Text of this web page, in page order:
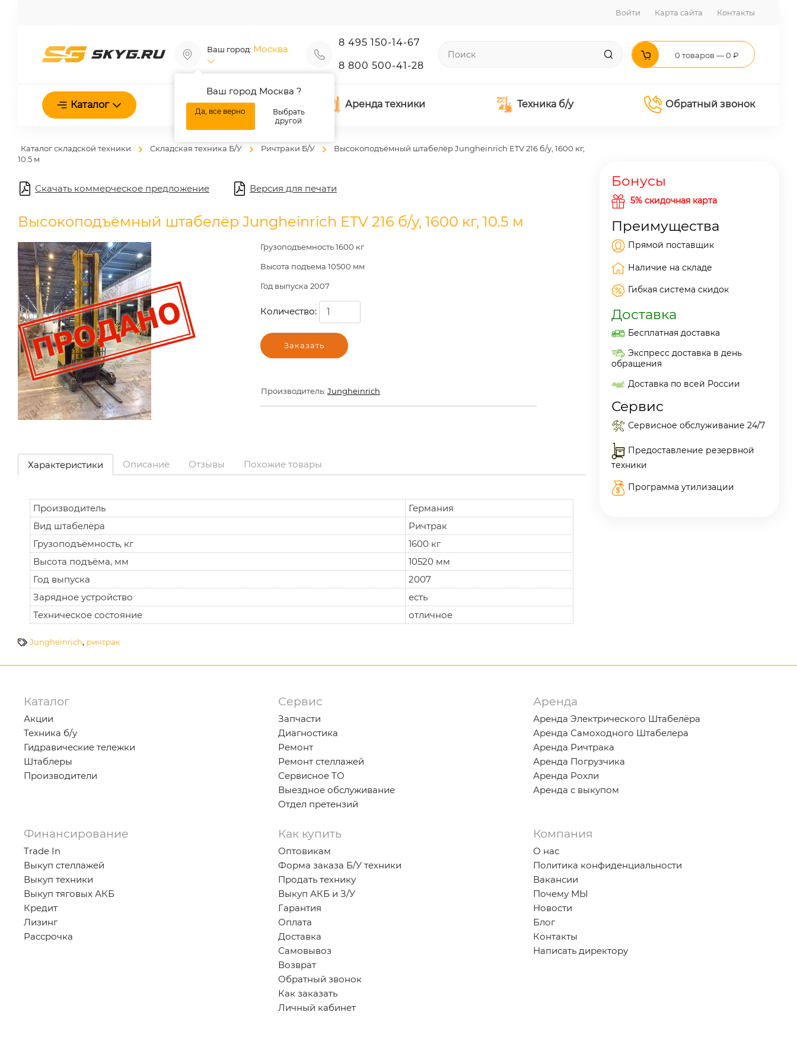
Войти Карта сайта Контакты
Ваш город: Москва
Ваш город Москва ?
Да, все верно
Выбрать
другой
8 495 150-14-67
8 800 500-41-28
0 товаров — 0 ₽
Каталог О нас Аренда техники Техника б/у Обратный звонок
Каталог складской техники Складская техника Б/У Ричтраки Б/У
Высокоподъёмный штабелёр Jungheinrich ETV 216 б/у, 1600 кг,
10.5 м
Скачать коммерческое предложение Версия для печати
Высокоподъёмный штабелёр Jungheinrich ETV 216 б/у, 1600 кг, 10.5 м
Грузоподъемность 1600 кг
Высота подъема 10500 мм
Год выпуска 2007
Количество:
Заказать
Производитель: Jungheinrich
Характеристики Описание Отзывы Похожие товары
Производитель
Германия
Вид штабелёра
Ричтрак
Грузоподъёмность, кг
1600 кг
Высота подъёма, мм
10520 мм
Год выпуска
2007
Зарядное устройство
есть
Техническое состояние
отличное
Jungheinrich, ричтрак
Бонусы
5% скидочная карта
Преимущества
Прямой поставщик
Наличие на складе
Гибкая система скидок
Доставка
Бесплатная доставка
Экспресс доставка в день
обращения
Доставка по всей России
Сервис
Сервисное обслуживание 24/7
Предоставление резервной
техники
Программа утилизации
Каталог
Акции
Техника б/у
Гидравические тележки
Штаблеры
Производители
Сервис
Запчасти
Диагностика
Ремонт
Ремонт стеллажей
Сервисное ТО
Выездное обслуживание
Отдел претензий
Аренда
Аренда Электрического Штабелёра
Аренда Самоходного Штабелера
Аренда Ричтрака
Аренда Погрузчика
Аренда Рохли
Аренда с выкупом
Финансирование
Trade In
Выкуп стеллажей
Выкуп техники
Выкуп тяговых АКБ
Кредит
Лизинг
Рассрочка
Как купить
Оптовикам
Форма заказа Б/У техники
Продать технику
Выкуп АКБ и З/У
Гарантия
Оплата
Доставка
Самовывоз
Возврат
Обратный звонок
Как заказать
Личный кабинет
Компания
О нас
Политика конфиденциальности
Вакансии
Почему МЫ
Новости
Блог
Контакты
Написать директору